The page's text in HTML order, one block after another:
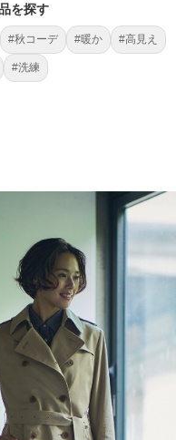
を探す
#秋コーデ #暖か #高見え
#洗練